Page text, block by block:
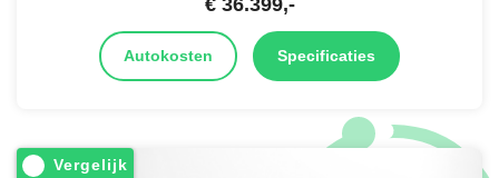
Autokosten Specificaties
Vergelijk